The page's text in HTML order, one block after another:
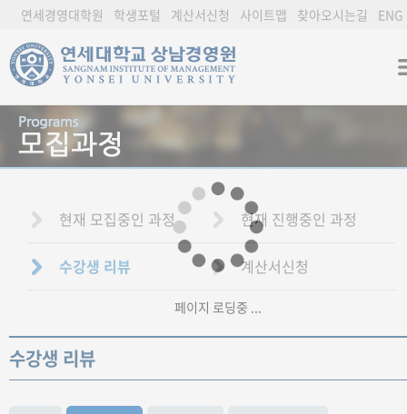
연세경영대학원 학생포털 계산서신청 사이트맵 찾아오시는길 ENG
현재 모집중인 과정 현재 진행중인 과정
수강생 리뷰 계산서신청
수강생 리뷰
페이지 로딩중 ...